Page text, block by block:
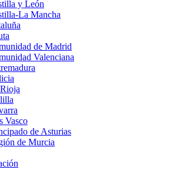
y León
La Mancha
de Madrid
Valenciana
Vasco
de Asturias
de Murcia